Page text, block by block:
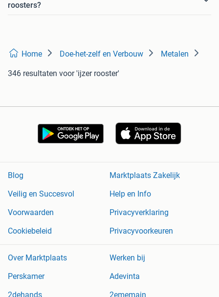
roosters?
Home Doe-het-zelf en Verbouw Metalen
346 resultaten voor 'ijzer rooster'
Blog
Marktplaats Zakelijk
Veilig en Succesvol
Help en Info
Voorwaarden
Privacyverklaring
Cookiebeleid
Privacyvoorkeuren
Over Marktplaats
Werken bij
Perskamer
Adevinta
2dehands
2ememain